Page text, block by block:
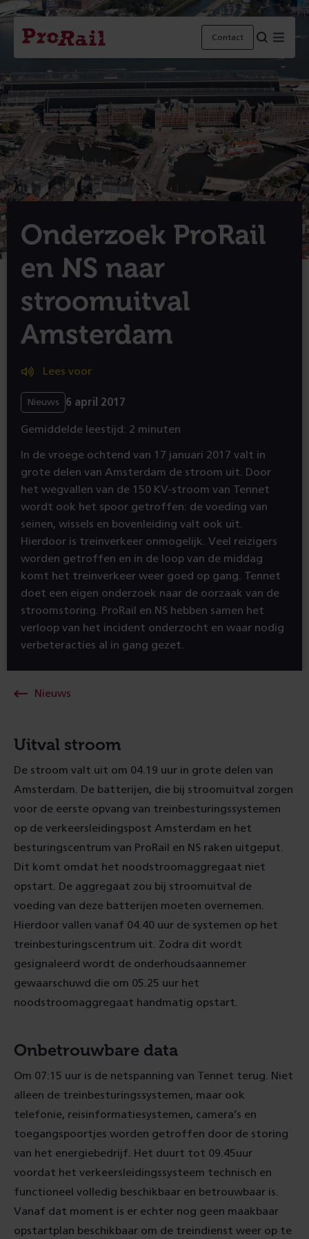
Navigatie
Homepage
ProRail
Contact Menu
Onderzoek ProRail
en NS naar
stroomuitval
Amsterdam
Lees voor
Nieuws 6 april 2017
Gemiddelde leestijd: 2 minuten
In de vroege ochtend van 17 januari 2017 valt in
grote delen van Amsterdam de stroom uit. Door
het wegvallen van de 150 KV-stroom van Tennet
wordt ook het spoor getroffen: de voeding van
seinen, wissels en bovenleiding valt ook uit.
Hierdoor is treinverkeer onmogelijk. Veel reizigers
worden getroffen en in de loop van de middag
komt het treinverkeer weer goed op gang. Tennet
doet een eigen onderzoek naar de oorzaak van de
stroomstoring. ProRail en NS hebben samen het
verloop van het incident onderzocht en waar nodig
verbeteracties al in gang gezet.
Nieuws
Uitval stroom
De stroom valt uit om 04.19 uur in grote delen van
Amsterdam. De batterijen, die bij stroomuitval zorgen
voor de eerste opvang van treinbesturingssystemen
op de verkeersleidingspost Amsterdam en het
besturingscentrum van ProRail en NS raken uitgeput.
Dit komt omdat het noodstroomaggregaat niet
opstart. De aggregaat zou bij stroomuitval de
voeding van deze batterijen moeten overnemen.
Hierdoor vallen vanaf 04.40 uur de systemen op het
treinbesturingscentrum uit. Zodra dit wordt
gesignaleerd wordt de onderhoudsaannemer
gewaarschuwd die om 05.25 uur het
noodstroomaggregaat handmatig opstart.
Onbetrouwbare data
Om 07:15 uur is de netspanning van Tennet terug. Niet
alleen de treinbesturingssystemen, maar ook
telefonie, reisinformatiesystemen, camera’s en
toegangspoortjes worden getroffen door de storing
van het energiebedrijf. Het duurt tot 09.45uur
voordat het verkeersleidingssysteem technisch en
functioneel volledig beschikbaar en betrouwbaar is.
Vanaf dat moment is er echter nog geen maakbaar
opstartplan beschikbaar om de treindienst weer op te